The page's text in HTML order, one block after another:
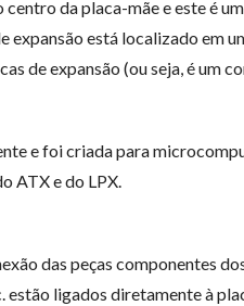
da placa-mãe e este é
expansão está localizado em
de expansão (ou seja, é um
e foi criada para
ATX e do LPX.
das peças componentes
estão ligados diretamente à